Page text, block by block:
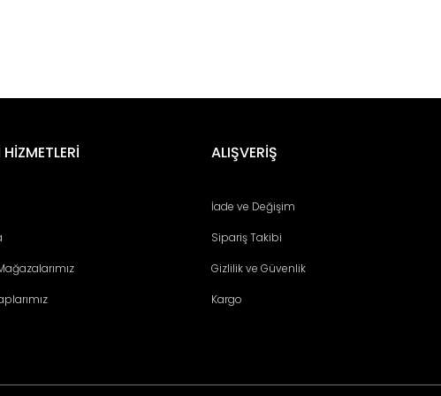
Yorum YazALIŞVERİŞ
İade ve Değişim
Sipariş Takibi
Gizlilik ve Güvenlik
Kargo